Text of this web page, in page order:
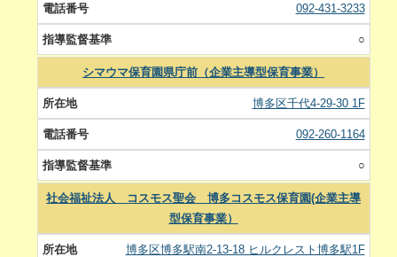
092-431-3233
○
シマウマ保育園県庁前（企業主導型保育事業）
博多区千代4-29-30 1F
092-260-1164
○
社会福祉法人 コスモス聖会 博多コスモス保育園(企業主導
型保育事業）
博多区博多駅南2-13-18 ヒルクレスト博多駅1F